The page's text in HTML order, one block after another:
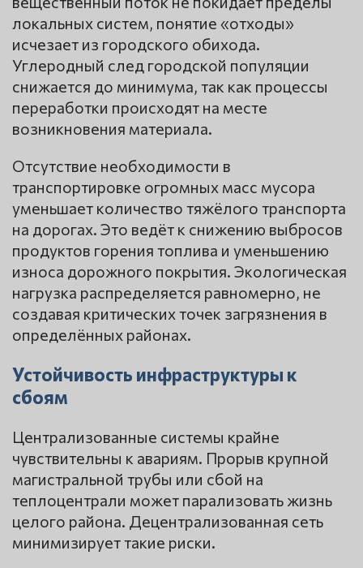
локальных систем, понятие «отходы»
исчезает из городского обихода.
Углеродный след городской популяции
снижается до минимума, так как процессы
переработки происходят на месте
возникновения материала.
Отсутствие необходимости в
транспортировке огромных масс мусора
уменьшает количество тяжёлого транспорта
на дорогах. Это ведёт к снижению выбросов
продуктов горения топлива и уменьшению
износа дорожного покрытия. Экологическая
нагрузка распределяется равномерно, не
создавая критических точек загрязнения в
определённых районах.
Устойчивость инфраструктуры к
сбоям
Централизованные системы крайне
чувствительны к авариям. Прорыв крупной
магистральной трубы или сбой на
теплоцентрали может парализовать жизнь
целого района. Децентрализованная сеть
минимизирует такие риски.